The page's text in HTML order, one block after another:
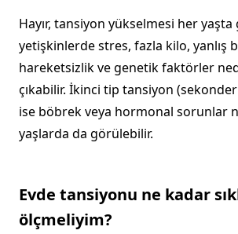
Hayır, tansiyon yükselmesi her
yetişkinlerde stres, fazla kilo, yanlış
hareketsizlik ve genetik faktörler
çıkabilir. İkinci tip tansiyon
ise böbrek veya hormonal sorunlar
yaşlarda da görülebilir.
Evde tansiyonu ne kadar
ölçmeliyim?